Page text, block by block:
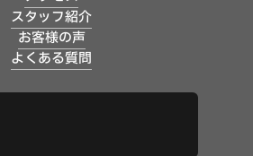
スタッフ紹介
お客様の声
よくある質問